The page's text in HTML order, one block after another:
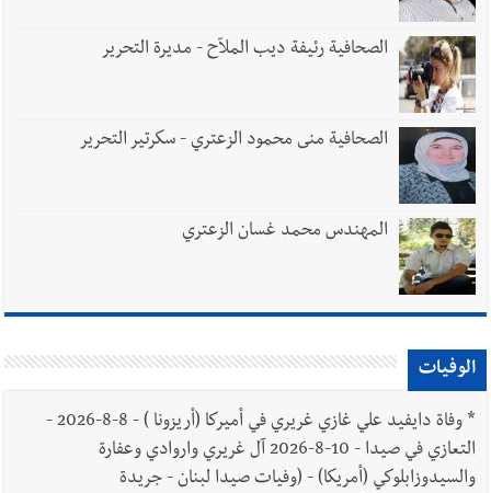
الصحافية رئيفة ديب الملاّح - مديرة التحرير
الصحافية منى محمود الزعتري - سكرتير التحرير
المهندس محمد غسان الزعتري
الوفيات
*
وفاة دايفيد علي غازي غريري في أميركا (أريزونا ) - 8-8-2026 -
التعازي في صيدا - 10-8-2026 آل غريري واروادي وعفارة
والسيدوزابلوكي (أمريكا) - (وفيات صيدا لبنان - جريدة